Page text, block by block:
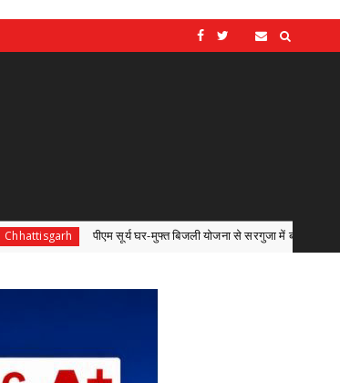
पीएम सूर्य घर-मुफ्त बिजली योजना से सरगुजा में बढ़ी ऊर्जा आत्मनिर्भरता